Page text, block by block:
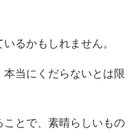
るかもしれません。
本当にくだらないとは限
ことで、素晴らしいもの